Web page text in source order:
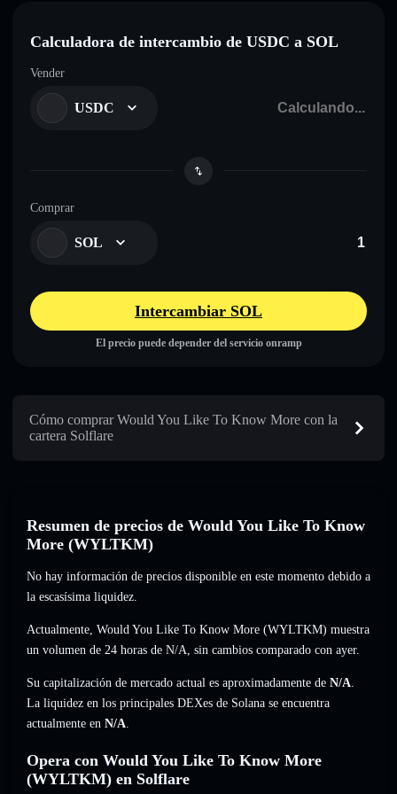
Calculadora de intercambio de USDC a SOL
Vender
USDC
Comprar
SOL
Intercambiar SOL
El precio puede depender del servicio onramp
Cómo comprar Would You Like To Know More con la
cartera Solflare
Resumen de precios de Would You Like To Know
More (WYLTKM)
No hay información de precios disponible en este momento debido a
la escasísima liquidez.
Actualmente, Would You Like To Know More (WYLTKM) muestra
un volumen de 24 horas de N/A, sin cambios comparado con ayer.
Su capitalización de mercado actual es aproximadamente de N/A.
La liquidez en los principales DEXes de Solana se encuentra
actualmente en N/A.
Opera con Would You Like To Know More
(WYLTKM) en Solflare